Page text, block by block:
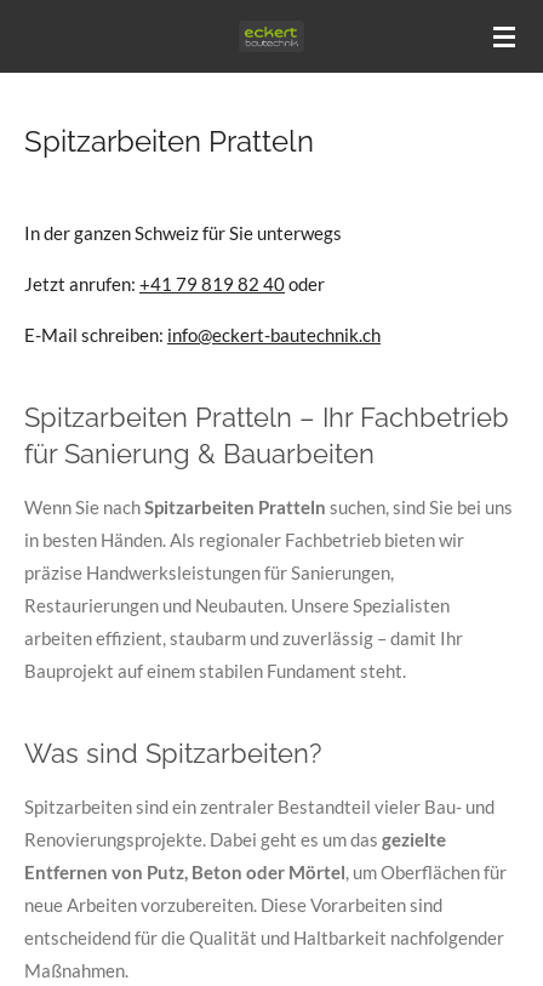
Spitzarbeiten Pratteln
In der ganzen Schweiz für Sie unterwegs
Jetzt anrufen: +41 79 819 82 40oder
E-Mail schreiben: info@eckert-bautechnik.ch
Spitzarbeiten Pratteln – Ihr Fachbetrieb
für Sanierung & Bauarbeiten
Wenn Sie nachSpitzarbeiten Pratteln suchen, sind Sie bei uns
in besten Händen. Als regionaler Fachbetrieb bieten wir
präzise Handwerksleistungen für Sanierungen,
Restaurierungen und Neubauten. Unsere Spezialisten
arbeiten effizient, staubarm und zuverlässig – damit Ihr
Bauprojekt auf einem stabilen Fundament steht.
Was sind Spitzarbeiten?
Spitzarbeiten sind ein zentraler Bestandteil vieler Bau- und
Renovierungsprojekte. Dabei geht es um das gezielte
Entfernen von Putz, Beton oder Mörtel, um Oberflächen für
neue Arbeiten vorzubereiten. Diese Vorarbeiten sind
entscheidend für die Qualität und Haltbarkeit nachfolgender
Maßnahmen.